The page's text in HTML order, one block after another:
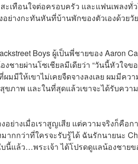
เทือนใจต่อครอบครัว และแฟนเพลงทั่
อย่างกะทันหันที่บ้านพักของตัวเองด้วยวั
Boys ผู้เป็นพี่ชายของ Aaron
ชายผ่านโซเชียลมีเดียว่า “วันนี้หัวใจ
ให้เขาไม่เคยจืดจางลงเลย ผมมีควา
ภาพ และในที่สุดแล้วเขาจะได้รับควา
อย่างเมื่อเราสูญเสีย แต่ความจริงก็คื
ากกว่าที่ใครจะรับรู้ได้ ฉันรักนายนะ
แล้ว…พระเจ้า ได้โปรดดูแลน้องชายข